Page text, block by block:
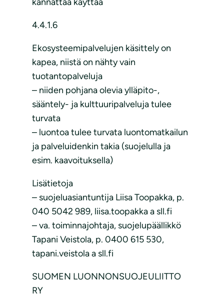
4.4.1.6
Ekosysteemipalvelujen käsittely on
kapea, niistä on nähty vain
tuotantopalveluja
– niiden pohjana olevia ylläpito-,
sääntely- ja kulttuuripalveluja tulee
turvata
– luontoa tulee turvata luontomatkailun
ja palveluidenkin takia (suojelulla ja
esim. kaavoituksella)
Lisätietoja
– suojeluasiantuntija Liisa Toopakka, p.
040 5042 989, liisa.toopakka a sll.fi
– va. toiminnajohtaja, suojelupäällikkö
Tapani Veistola, p. 0400 615 530,
tapani.veistola a sll.fi
SUOMEN LUONNONSUOJEULIITTO
RY